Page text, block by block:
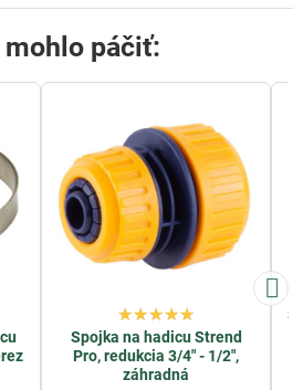
mohlo páčiť:
Spojka na hadicu Strend
Pro, redukcia 3/4" - 1/2",
záhradná